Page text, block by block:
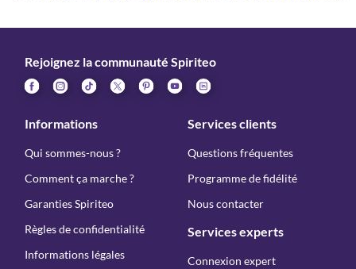
Rejoignez la communauté Spiriteo
Informations
Qui sommes-nous ?
Comment ça marche ?
Garanties Spiriteo
Règles de confidentialité
Informations légales
Services clients
Questions fréquentes
Programme de fidélité
Nous contacter
Services experts
Connexion expert